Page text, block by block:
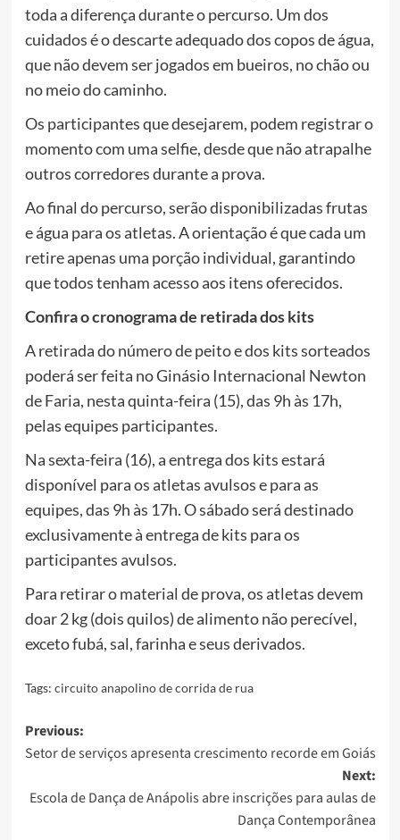
toda a diferença durante o percurso. Um dos
cuidados é o descarte adequado dos copos de água,
que não devem ser jogados em bueiros, no chão ou
no meio do caminho.
Os participantes que desejarem, podem registrar o
momento com uma selfie, desde que não atrapalhe
outros corredores durante a prova.
Ao final do percurso, serão disponibilizadas frutas
e água para os atletas. A orientação é que cada um
retire apenas uma porção individual, garantindo
que todos tenham acesso aos itens oferecidos.
Confira o cronograma de retirada dos kits
A retirada do número de peito e dos kits sorteados
poderá ser feita no Ginásio Internacional Newton
de Faria, nesta quinta-feira (15), das 9h às 17h,
pelas equipes participantes.
Na sexta-feira (16), a entrega dos kits estará
disponível para os atletas avulsos e para as
equipes, das 9h às 17h. O sábado será destinado
exclusivamente à entrega de kits para os
participantes avulsos.
Para retirar o material de prova, os atletas devem
doar 2 kg (dois quilos) de alimento não perecível,
exceto fubá, sal, farinha e seus derivados.
Tags: circuito anapolino de corrida de rua
Post
navigation
Previous:
Setor de serviços apresenta crescimento recorde em Goiás
Next:
Escola de Dança de Anápolis abre inscrições para aulas de
Dança Contemporânea